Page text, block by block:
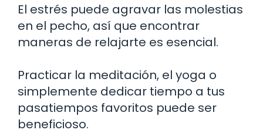
El estrés puede agravar las molestias
en el pecho, así que encontrar
maneras de relajarte es esencial.
Practicar la meditación, el yoga o
simplemente dedicar tiempo a tus
pasatiempos favoritos puede ser
beneficioso.